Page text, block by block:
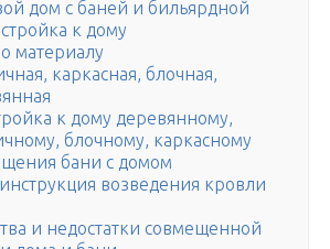
дом с баней и бильярдной
к дому
материалу
каркасная, блочная,
к дому деревянному,
блочному, каркасному
бани с домом
возведения кровли
и недостатки совмещенной